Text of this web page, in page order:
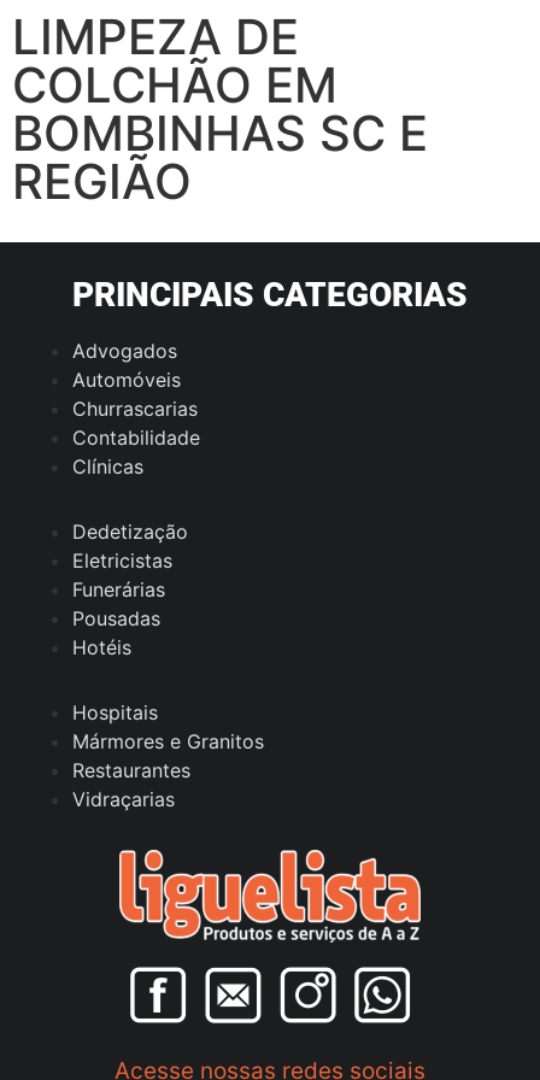
LIMPEZA DE
COLCHÃO EM
BOMBINHAS SC E
REGIÃO
PRINCIPAIS CATEGORIAS
Advogados
Automóveis
Churrascarias
Contabilidade
Clínicas
Dedetização
Eletricistas
Funerárias
Pousadas
Hotéis
Hospitais
Mármores e Granitos
Restaurantes
Vidraçarias
Acesse nossas redes sociais